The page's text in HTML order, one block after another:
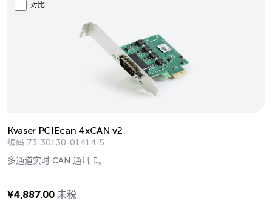
对比
Kvaser PCIEcan 4xCAN v2
编码 73-30130-01414-5
多通道实时 CAN 通讯卡。
¥4,887.00 未税